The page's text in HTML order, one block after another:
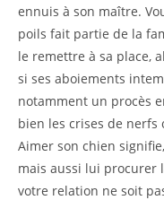
ennuis à son maître.
poils fait partie de la
le remettre à sa place,
si ses aboiements
notamment un procès
bien les crises de
Aimer son chien
mais aussi lui procurer
votre relation ne soit